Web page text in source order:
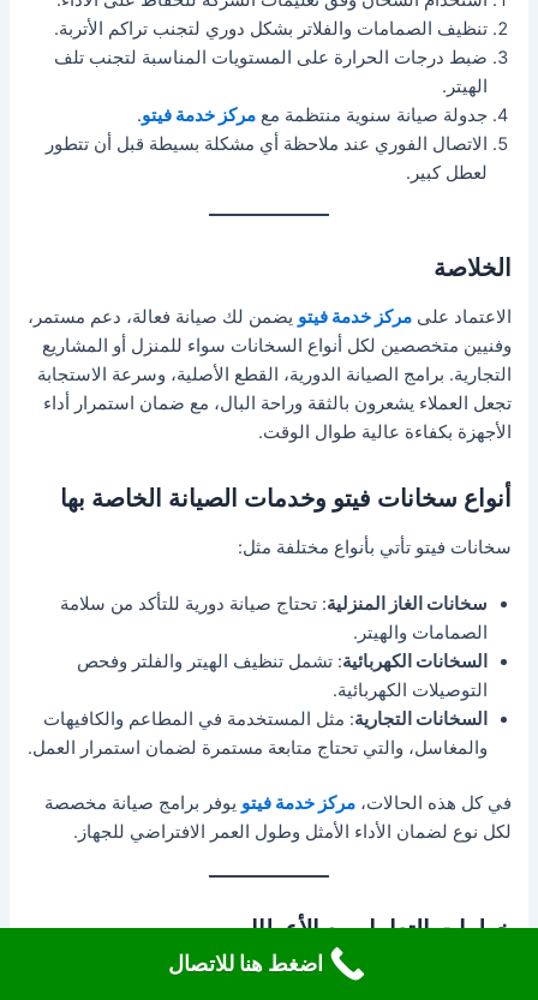
تنظيف الصمامات والفلاتر بشكل دوري لتجنب تراكم الأتربة.
ضبط درجات الحرارة على المستويات المناسبة لتجنب تلف
الهيتر.
جدولة صيانة سنوية منتظمة معمركز خدمة فيتو.
الاتصال الفوري عند ملاحظة أي مشكلة بسيطة قبل أن تتطور
لعطل كبير.
الخلاصة
الاعتماد علىمركز خدمة فيتو يضمن لك صيانة فعالة، دعم مستمر،
وفنيين متخصصين لكل أنواع السخانات سواء للمنزل أو المشاريع
التجارية. برامج الصيانة الدورية، القطع الأصلية، وسرعة الاستجابة
تجعل العملاء يشعرون بالثقة وراحة البال، مع ضمان استمرار أداء
الأجهزة بكفاءة عالية طوال الوقت.
أنواع سخانات فيتو وخدمات الصيانة الخاصة بها
سخانات فيتو تأتي بأنواع مختلفة مثل:
سخانات الغاز المنزلية: تحتاج صيانة دورية للتأكد من سلامة
الصمامات والهيتر.
السخانات الكهربائية: تشمل تنظيف الهيتر والفلتر وفحص
التوصيلات الكهربائية.
السخانات التجارية: مثل المستخدمة في المطاعم والكافيهات
والمغاسل، والتي تحتاج متابعة مستمرة لضمان استمرار العمل.
في كل هذه الحالات،مركز خدمة فيتو يوفر برامج صيانة مخصصة
لكل نوع لضمان الأداء الأمثل وطول العمر الافتراضي للجهاز.
خطوات التعامل مع الأعطال
عند مواجهة أي مشكلة في السخان، يمكن للعملاء اتباع الخطوات
اضغط هنا للاتصال